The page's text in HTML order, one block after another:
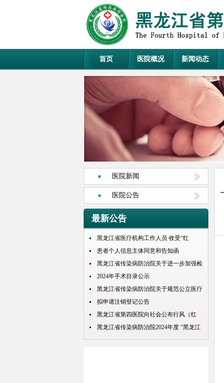
首页 医院概况 新闻动态
医院新闻
医院公告
最新公告
黑龙江省医疗机构工作人员 收受“红
包”处理规定
患者个人信息主体同意和告知函
黑龙江省传染病防治院关于进一步加强检
查检验结果互认项目的公示
2024年手术目录公示
黑龙江省传染病防治院关于规范公立医疗
机构预交金管理工作实施情况的通知
拟申请注销登记公告
黑龙江省第四医院向社会公布行风（红
包） 问题投诉举报电话
黑龙江省传染病防治院2024年度 “黑龙江
人才周”公开招聘 拟录取人员名单公示